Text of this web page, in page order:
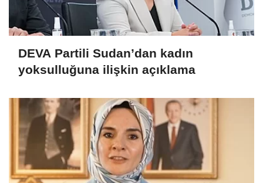
DEVA Partili Sudan’dan kadın
yoksulluğuna ilişkin açıklama